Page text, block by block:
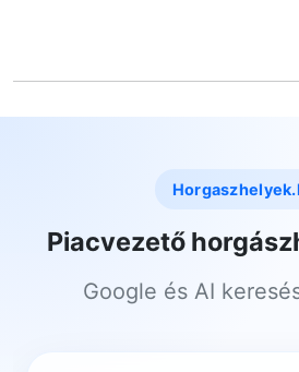
Piacvezető
Google és AI